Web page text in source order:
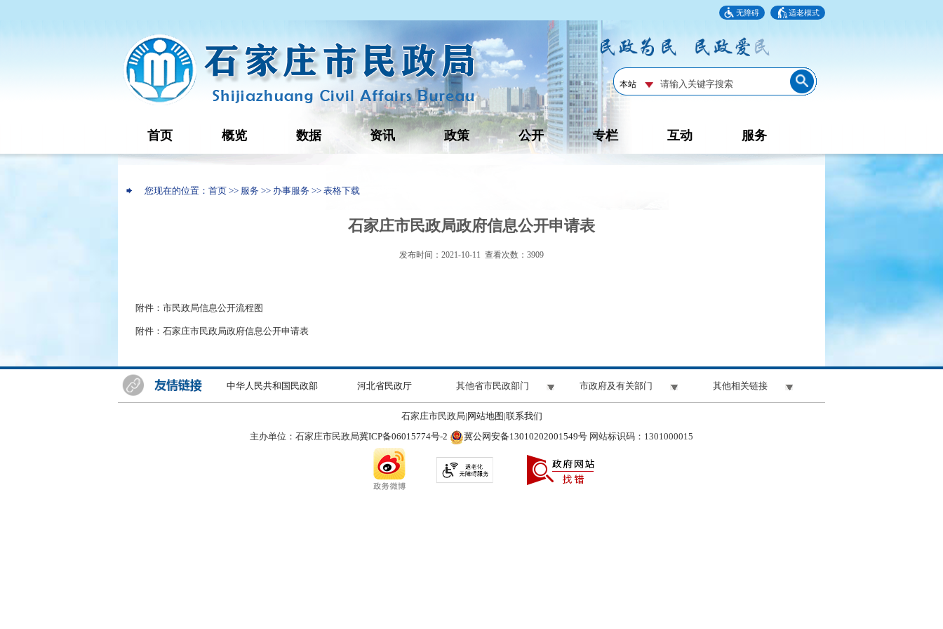
无障碍 适老模式
首页 概览 数据 资讯 政策 公开 专栏 互动 服务
您现在的位置：首页 >> 服务 >> 办事服务 >> 表格下载
石家庄市民政局政府信息公开申请表
发布时间：2021-10-11 查看次数： 3909
附件：市民政局信息公开流程图
附件：石家庄市民政局政府信息公开申请表
中华人民共和国民政部 河北省民政厅 其他省市民政部门 市政府及有关部门 其他相关链接
石家庄市民政局| 网站地图 |联系我们
主办单位：石家庄市民政局冀ICP备06015774号-2 冀公网安备13010202001549号 网站标识码：1301000015